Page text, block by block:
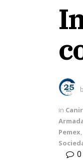
in
Pemex,
0